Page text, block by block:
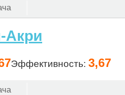
Акри
Эффективность: 3,67